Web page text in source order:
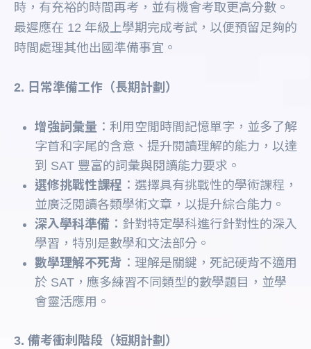
時，有充裕的時間再考，並有機會考取更高分數。
最遲應在 12 年級上學期完成考試，以便預留足夠的
時間處理其他出國準備事宜。
2. 日常準備工作（長期計劃）
增強詞彙量 ：利用空閒時間記憶單字，並多了解
字首和字尾的含意、提升閱讀理解的能力，以達
到 SAT 豐富的詞彙與閱讀能力要求。
選修挑戰性課程 ：選擇具有挑戰性的學術課程，
並廣泛閱讀各類學術文章，以提升綜合能力。
深入學科準備 ：針對特定學科進行針對性的深入
學習，特別是數學和文法部分。
數學理解不死背 ：理解是關鍵，死記硬背不適用
於 SAT，應多練習不同類型的數學題目，並學
會靈活應用。
3. 備考衝刺階段（短期計劃）